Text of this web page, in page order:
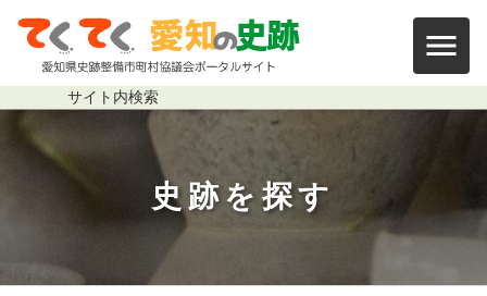
内々神社庭園
サイト内検索
史跡を探す